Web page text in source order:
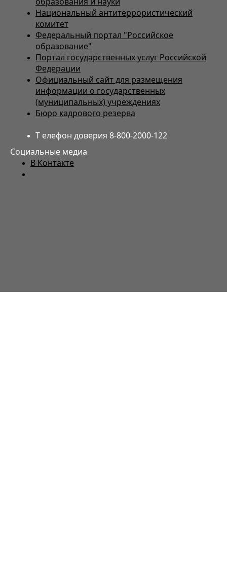
Национальный антитеррористический
комитет
Федеральный портал "Российское
образование"
Портал государственных услуг Российской
Федерации
Официальный сайт для размещения
информации о государственных
(муниципальных) учреждениях
Бюро кадрового резерва
Т елефон доверия 8-800-2000-122
Социальные медиа
В Контакте